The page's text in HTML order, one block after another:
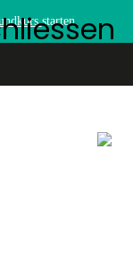
starten.